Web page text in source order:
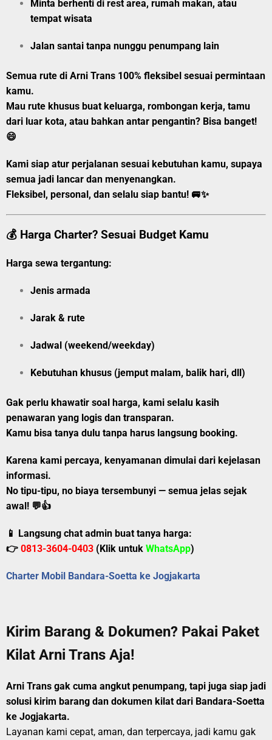
Minta berhenti di rest area, rumah makan, atau
tempat wisata
Jalan santai tanpa nunggu penumpang lain
Semua rute di Arni Trans 100% fleksibel sesuai permintaan
kamu.
Mau rute khusus buat keluarga, rombongan kerja, tamu
dari luar kota, atau bahkan antar pengantin? Bisa banget!
😄
Kami siap atur perjalanan sesuai kebutuhan kamu, supaya
semua jadi lancar dan menyenangkan.
Fleksibel, personal, dan selalu siap bantu! 🚐✨
💰 Harga Charter? Sesuai Budget Kamu
Harga sewa tergantung:
Jenis armada
Jarak & rute
Jadwal (weekend/weekday)
Kebutuhan khusus (jemput malam, balik hari, dll)
Gak perlu khawatir soal harga, kami selalu kasih
penawaran yang logis dan transparan.
Kamu bisa tanya dulu tanpa harus langsung booking.
Karena kami percaya, kenyamanan dimulai dari kejelasan
informasi.
No tipu-tipu, no biaya tersembunyi — semua jelas sejak
awal! 💬👍
📱 Langsung chat admin buat tanya harga:
👉 0813-3604-0403 (Klik untuk WhatsApp)
Charter Mobil Bandara-Soetta ke Jogjakarta
Kirim Barang & Dokumen? Pakai Paket
Kilat Arni Trans Aja!
Arni Trans gak cuma angkut penumpang, tapi juga siap jadi
solusi kirim barang dan dokumen kilat dari Bandara-Soetta
ke Jogjakarta.
Layanan kami cepat, aman, dan terpercaya, jadi kamu gak